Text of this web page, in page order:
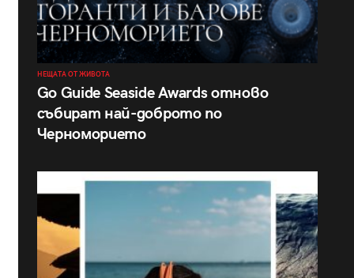
НЕЩАТА ОТ ЖИВОТА
Go Guide Seaside Awards отново
събират най-доброто по
Черноморието